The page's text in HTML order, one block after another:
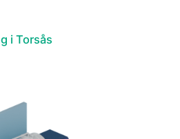
i Torsås